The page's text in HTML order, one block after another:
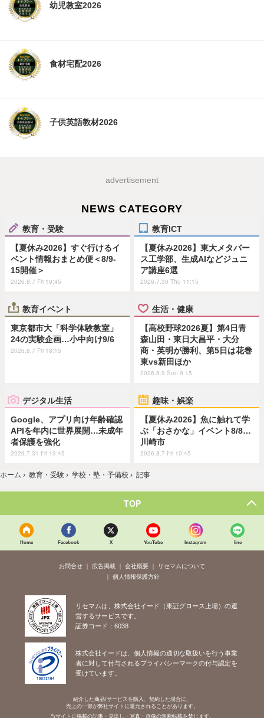
幼児教室2026
食材宅配2026
子供英語教材2026
advertisement
NEWS CATEGORY
教育・受験
【夏休み2026】すぐ行けるイ
ベント情報おまとめ便＜8/9-
15開催＞
2026.8.7 Fri 19:45
教育ICT
【夏休み2026】東大メタバー
ス工学部、生成AIなどジュニ
ア講座6選
2026.7.30 Thu 11:15
教育イベント
東京都市大「科学体験教室」
24の実験企画…小中向け9/6
2026.8.7 Fri 18:15
生活・健康
【高校野球2026夏】第4日青
森山田・東日大昌平・大分
商・英明が勝利、第5日は花巻
東vs新田ほか
2026.8.9 Sun 9:15
デジタル生活
Google、アプリ向け年齢確認
APIを年内に世界展開…未成年
者保護を強化
2026.7.31 Fri 13:45
趣味・娯楽
【夏休み2026】魚に触れて学
ぶ「おさかな」イベント8/8…
川崎市
2026.8.7 Fri 10:45
ホーム › 教育・受験 › 学校・塾・予備校 › 記事
TOP
Home Facebook X YouTube Instagram line
お問合せ 広告掲載 会社概要
リセマムについて
個人情報保護方針
リセマムは、株式会社イード（東証グロース上場）の運
営するサービスです。
証券コード：6038
株式会社イードは、個人情報の適切な取扱いを行う事業
者に対して付与されるプライバシーマークの付与認定を
受けています。
紹介した商品/サービスを購入、契約した場合に、
売上の一部が弊社サイトに還元されることがあります。
当サイトに掲載の記事・見出し・写真・画像の無断転載を禁じます。